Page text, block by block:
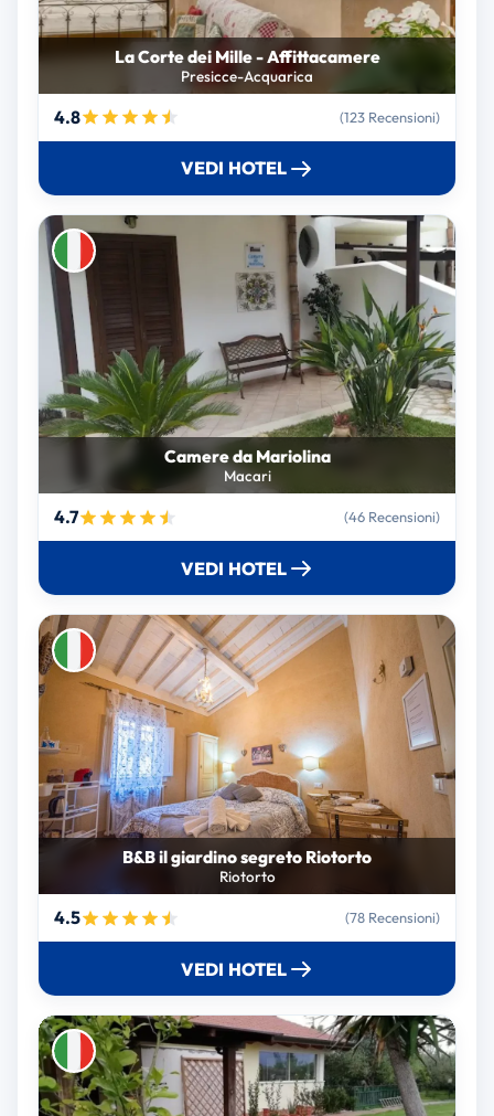
La Corte dei Mille - Affittacamere
Presicce-Acquarica
4.8 (123 Recensioni)
VEDI HOTEL
Camere da Mariolina
Macari
4.7 (46 Recensioni)
VEDI HOTEL
B&B il giardino segreto Riotorto
Riotorto
4.5 (78 Recensioni)
VEDI HOTEL